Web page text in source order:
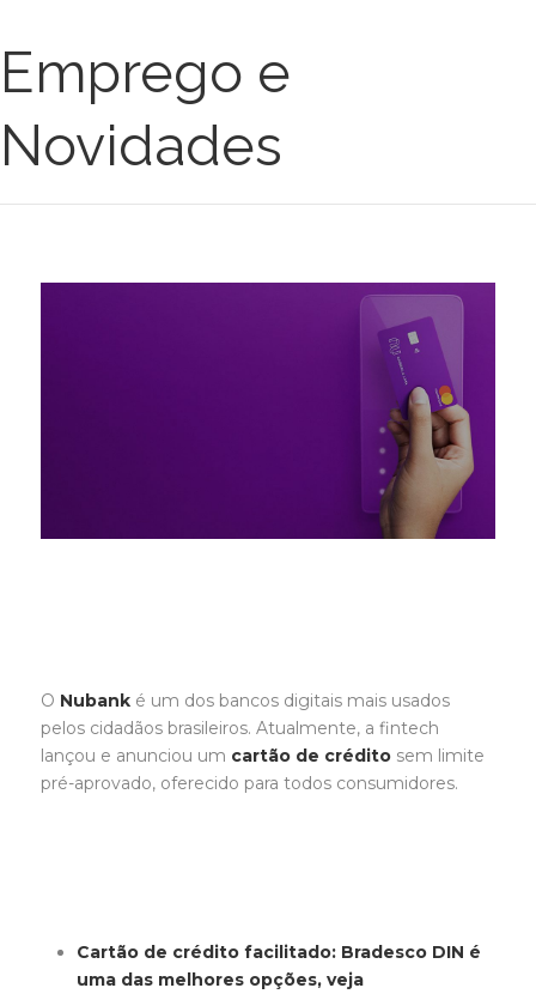
Emprego e
Novidades
O Nubank é um dos bancos digitais mais usados
pelos cidadãos brasileiros. Atualmente, a fintech
lançou e anunciou um cartão de crédito sem limite
pré-aprovado, oferecido para todos consumidores.
Cartão de crédito facilitado: Bradesco DIN é
uma das melhores opções, veja